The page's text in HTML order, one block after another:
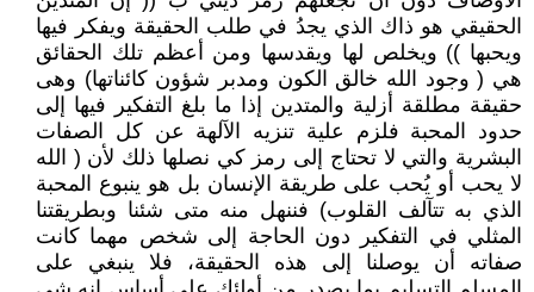
الحقيقي هو ذاك الذي يجدُ في طلب الحقيقة ويفكر فيها
ويحبها )) ويخلص لها ويقدسها ومن أعظم تلك الحقائق
هي ( وجود الله خالق الكون ومدبر شؤون كائناتها) وهى
حقيقة مطلقة أزلية والمتدين إذا ما بلغ التفكير فيها إلى
حدود المحبة فلزم علية تنزيه الآلهة عن كل الصفات
البشرية والتي لا تحتاج إلى رمز كي نصلها ذلك لأن ( الله
لا يحب أو يُحب على طريقة الإنسان بل هو ينبوع المحبة
الذي به تتآلف القلوب) فننهل منه متى شئنا وبطريقتنا
المثلي في التفكير دون الحاجة إلى شخص مهما كانت
صفاته أن يوصلنا إلى هذه الحقيقة، فلا ينبغي على